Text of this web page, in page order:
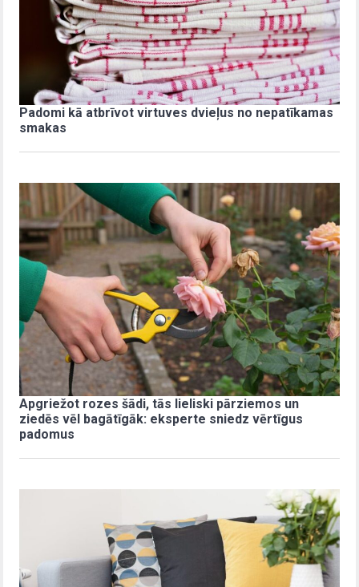
Padomi kā atbrīvot virtuves dvieļus no nepatīkamas
smakas
Apgriežot rozes šādi, tās lieliski pārziemos un
ziedēs vēl bagātīgāk: eksperte sniedz vērtīgus
padomus